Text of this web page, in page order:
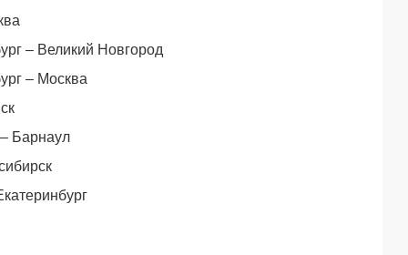
– Великий Новгород
– Москва
Барнаул